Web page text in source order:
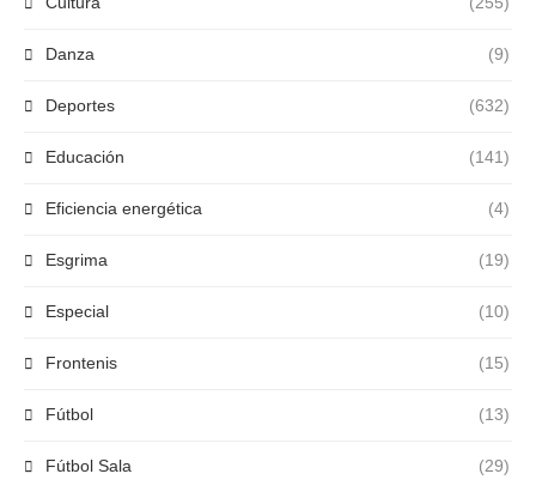
Danza (9)
Deportes (632)
Educación (141)
Eficiencia energética (4)
Esgrima (19)
Especial (10)
Frontenis (15)
Fútbol (13)
Fútbol Sala (29)